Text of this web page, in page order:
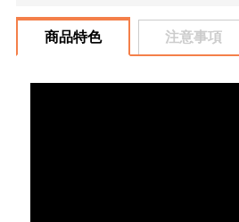
商品特色 注意事項